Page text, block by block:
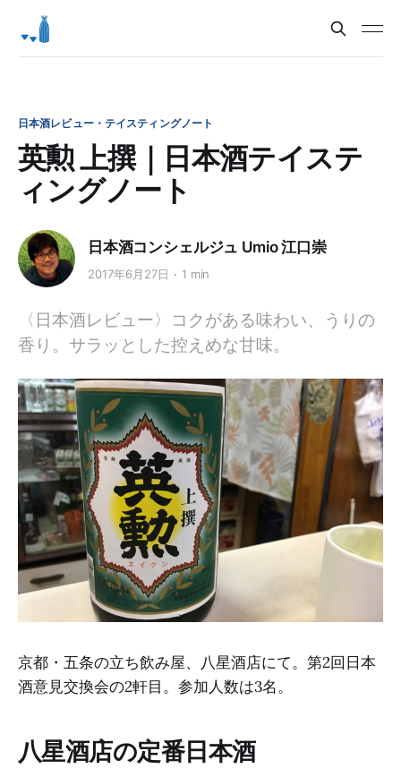
日本酒レビュー・テイスティングノート
英勲 上撰｜日本酒テイステ
ィングノート
日本酒コンシェルジュ Umio 江口崇
2017年6月27日 1 min
〈日本酒レビュー〉コクがある味わい、うりの
香り。サラッとした控えめな甘味。
京都・五条の立ち飲み屋、八星酒店にて。第2回日本
酒意見交換会の2軒目。参加人数は3名。
八星酒店の定番日本酒